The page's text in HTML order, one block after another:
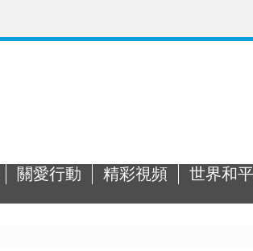
關愛行動 精彩視頻
世界和